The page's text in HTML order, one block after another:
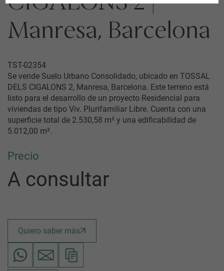
Manresa, Barcelona
TST-02354
Se vende Suelo Urbano Consolidado, ubicado en TOSSAL
DELS CIGALONS 2, Manresa, Barcelona. Este terreno está
listo para el desarrollo de un proyecto Residencial para
viviendas de tipo Viv. Plurifamiliar Libre. Cuenta con una
superficie total de 2.530,58 m² y una edificabilidad de
5.012,00 m².
Precio
A consultar
Quiero saber más